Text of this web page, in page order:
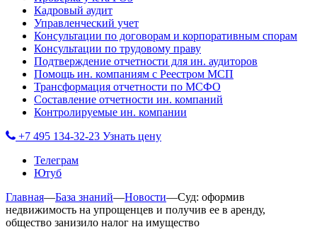
Кадровый аудит
Управленческий учет
Консультации по договорам и корпоративным спорам
Консультации по трудовому праву
Подтверждение отчетности для ин. аудиторов
Помощь ин. компаниям с Реестром МСП
Трансформация отчетности по МСФО
Составление отчетности ин. компаний
Контролируемые ин. компании
+7 495 134-32-23 Узнать цену
Телеграм
Ютуб
Главная—База знаний—Новости—Суд: оформив
недвижимость на упрощенцев и получив ее в аренду,
общество занизило налог на имущество